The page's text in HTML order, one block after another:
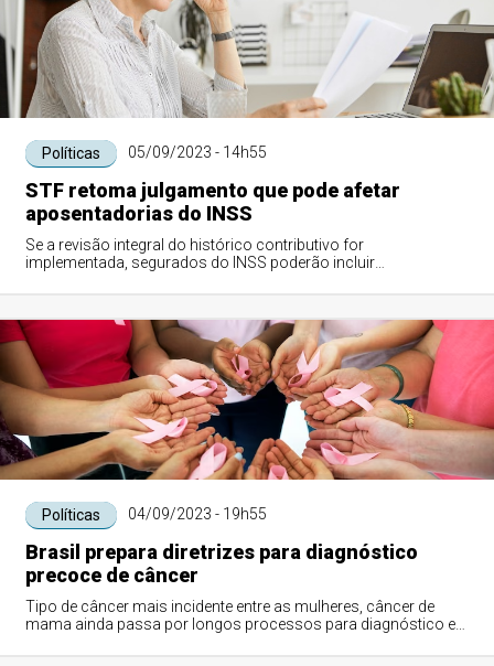
Políticas 05/09/2023 - 14h55
STF retoma julgamento que pode afetar
aposentadorias do INSS
Se a revisão integral do histórico contributivo for
implementada, segurados do INSS poderão incluir
Políticas 04/09/2023 - 19h55
Brasil prepara diretrizes para diagnóstico
precoce de câncer
Tipo de câncer mais incidente entre as mulheres, câncer de
mama ainda passa por longos processos para diagnóstico e